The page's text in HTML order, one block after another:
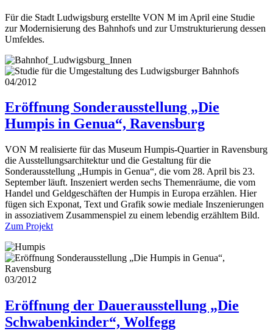
Für die Stadt Ludwigsburg erstellte VON M im April eine Studie
zur Modernisierung des Bahnhofs und zur Umstrukturierung dessen
Umfeldes.
04/2012
Eröffnung Sonderausstellung „Die
Humpis in Genua“, Ravensburg
VON M realisierte für das Museum Humpis-Quartier in Ravensburg
die Ausstellungsarchitektur und die Gestaltung für die
Sonderausstellung „Humpis in Genua“, die vom 28. April bis 23.
September läuft. Inszeniert werden sechs Themenräume, die vom
Handel und Geldgeschäften der Humpis in Europa erzählen. Hier
fügen sich Exponat, Text und Grafik sowie mediale Inszenierungen
in assoziativem Zusammenspiel zu einem lebendig erzähltem Bild.
Zum Projekt
03/2012
Eröffnung der Dauerausstellung „Die
Schwabenkinder“, Wolfegg